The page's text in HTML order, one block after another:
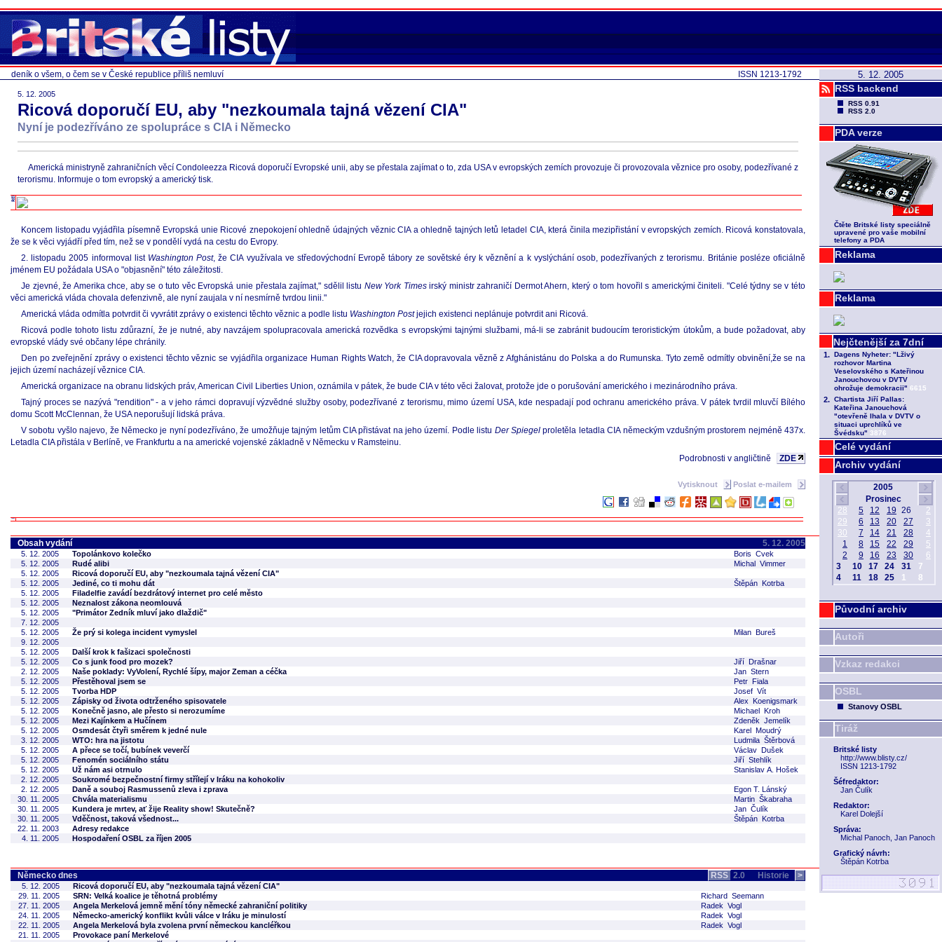
5. 12. 2005
RSS backend
RSS 0.91
RSS 2.0
PDA verze
Čtěte Britské listy speciálně
upravené pro vaše mobilní
telefony a PDA
Reklama
Reklama
Celé vydání
Archiv vydání
Původní archiv
Autoři
Vzkaz redakci
OSBL
Stanovy OSBL
Tiráž
Britské listy
http://www.blisty.cz/
ISSN 1213-1792
Šéfredaktor:
Jan Čulík
Redaktor:
Karel Dolejší
Správa:
Michal Panoch, Jan Panoch
Grafický návrh:
Štěpán Kotrba
ISSN 1213-1792
deník o všem, o čem se v České republice příliš nemluví
5. 12. 2005
Ricová doporučí EU, aby "nezkoumala tajná vězení CIA"
Nyní je podezříváno ze spolupráce s CIA i Německo
Americká ministryně zahraničních věcí Condoleezza Ricová doporučí Evropské unii, aby se přestala zajímat o to, zda USA v evropských zemích provozuje či provozovala věznice pro osoby, podezřívané z
terorismu. Informuje o tom evropský a americký tisk.
Koncem listopadu vyjádřila písemně Evropská unie Ricové znepokojení ohledně údajných věznic CIA a ohledně tajných letů letadel CIA, která činila mezipřistání v evropských zemích. Ricová konstatovala,
že se k věci vyjádří před tím, než se v pondělí vydá na cestu do Evropy.
2. listopadu 2005 informoval list Washington Post, že CIA využívala ve středovýchodní Evropě tábory ze sovětské éry k věznění a k vyslýchání osob, podezřívaných z terorismu. Británie posléze oficiálně
jménem EU požádala USA o "objasnění" této záležitosti.
Je zjevné, že Amerika chce, aby se o tuto věc Evropská unie přestala zajímat," sdělil listu New York Timesirský ministr zahraničí Dermot Ahern, který o tom hovořil s americkými činiteli. "Celé týdny se v této
věci americká vláda chovala defenzivně, ale nyní zaujala v ní nesmírně tvrdou linii."
Americká vláda odmítla potvrdit či vyvrátit zprávy o existenci těchto věznic a podle listu Washington Postjejich existenci neplánuje potvrdit ani Ricová.
Ricová podle tohoto listu zdůrazní, že je nutné, aby navzájem spolupracovala americká rozvědka s evropskými tajnými službami, má-li se zabránit budoucím teroristickým útokům, a bude požadovat, aby
evropské vlády své občany lépe chránily.
Den po zveřejnění zprávy o existenci těchto věznic se vyjádřila organizace Human Rights Watch, že CIA dopravovala vězně z Afghánistánu do Polska a do Rumunska. Tyto země odmítly obvinění,že se na
jejich území nacházejí věznice CIA.
Americká organizace na obranu lidských práv, American Civil Liberties Union, oznámila v pátek, že bude CIA v této věci žalovat, protože jde o porušování amerického i mezinárodního práva.
Tajný proces se nazývá "rendition" - a v jeho rámci dopravují výzvědné služby osoby, podezřívané z terorismu, mimo území USA, kde nespadají pod ochranu amerického práva. V pátek tvrdil mluvčí Bílého
domu Scott McClennan, že USA neporušují lidská práva.
V sobotu vyšlo najevo, že Německo je nyní podezříváno, že umožňuje tajným letům CIA přistávat na jeho území. Podle listu Der Spiegelproletěla letadla CIA německým vzdušným prostorem nejméně 437x.
Letadla CIA přistála v Berlíně, ve Frankfurtu a na americké vojenské základně v Německu v Ramsteinu.
Podrobnosti v angličtině
ZDE
Vytisknout Poslat e-mailem
Obsah vydání 5. 12. 2005
5. 12. 2005 Topolánkovo kolečko
Boris Cvek
5. 12. 2005
Rudé alibi
Michal Vimmer
5. 12. 2005
Ricová doporučí EU, aby "nezkoumala tajná vězení CIA"
5. 12. 2005
Jediné, co ti mohu dát
Štěpán Kotrba
5. 12. 2005
Filadelfie zavádí bezdrátový internet pro celé město
5. 12. 2005
Neznalost zákona neomlouvá
5. 12. 2005
"Primátor Zedník mluví jako dlaždič"
7. 12. 2005
5. 12. 2005
Že prý si kolega incident vymyslel
Milan Bureš
9. 12. 2005
5. 12. 2005
Další krok k fašizaci společnosti
5. 12. 2005
Co s junk food pro mozek?
Jiří Drašnar
2. 12. 2005
Naše poklady: VyVolení, Rychlé šípy, major Zeman a céčka
Jan Stern
5. 12. 2005
Přestěhoval jsem se
Petr Fiala
5. 12. 2005
Tvorba HDP
Josef Vít
5. 12. 2005
Zápisky od života odtrženého spisovatele
Alex Koenigsmark
5. 12. 2005
Konečně jasno, ale přesto si nerozumíme
Michael Kroh
5. 12. 2005
Mezi Kajínkem a Hučínem
Zdeněk Jemelík
5. 12. 2005
Osmdesát čtyři směrem k jedné nule
Karel Moudrý
3. 12. 2005
WTO: hra na jistotu
Ludmila Štěrbová
5. 12. 2005
A přece se točí, bubínek veverčí
Václav Dušek
5. 12. 2005
Fenomén sociálního státu
Jiří Stehlík
5. 12. 2005
Už nám asi otrnulo
Stanislav A. Hošek
2. 12. 2005
Soukromé bezpečnostní firmy střílejí v Iráku na kohokoliv
2. 12. 2005
Daně a souboj Rasmussenů zleva i zprava
Egon T. Lánský
30. 11. 2005
Chvála materialismu
Martin Škabraha
30. 11. 2005
Kundera je mrtev, ať žije Reality show! Skutečně?
Jan Čulík
30. 11. 2005
Vděčnost, taková všednost...
Štěpán Kotrba
22. 11. 2003
Adresy redakce
4. 11. 2005
Hospodaření OSBL za říjen 2005
Německo dnes RSS 2.0 Historie >
5. 12. 2005
Ricová doporučí EU, aby "nezkoumala tajná vězení CIA"
29. 11. 2005
SRN: Velká koalice je těhotná problémy
Richard Seemann
27. 11. 2005
Angela Merkelová jemně mění tóny německé zahraniční politiky
Radek Vogl
24. 11. 2005
Německo-americký konflikt kvůli válce v Iráku je minulostí
Radek Vogl
22. 11. 2005
Angela Merkelová byla zvolena první německou kancléřkou
Radek Vogl
21. 11. 2005
Provokace paní Merkelové